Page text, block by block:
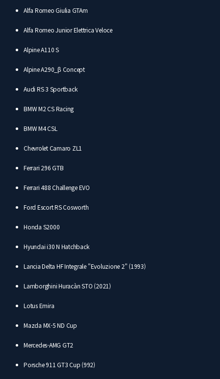
Alfa Romeo Giulia GTAm
Alfa Romeo Junior Elettrica Veloce
Alpine A110 S
Alpine A290_β Concept
Audi RS 3 Sportback
BMW M2 CS Racing
BMW M4 CSL
Chevrolet Camaro ZL1
Ferrari 296 GTB
Ferrari 488 Challenge EVO
Ford Escort RS Cosworth
Honda S2000
Hyundai i30 N Hatchback
Lancia Delta HF Integrale "Evoluzione 2" (1993)
Lamborghini Huracàn STO (2021)
Lotus Emira
Mazda MX-5 ND Cup
Mercedes-AMG GT2
Porsche 911 GT3 Cup (992)